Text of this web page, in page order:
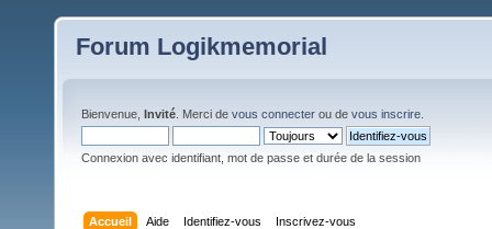
Forum Logikmemorial
Bienvenue, Invité . Merci de vous connecter ou de vous inscrire
Connexion avec identifiant, mot de passe et durée de la session
Accueil Aide Identifiez-vous Inscrivez-vous